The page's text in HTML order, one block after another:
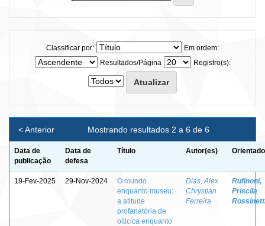
Classificar por:
Em ordem:
Resultados/Página
Registro(s):
Mostrando resultados 2 a 6 de 6
< Anterior
Data de
publicação
Data de
defesa
Título Autor(es)
19-Fev-2025 29-Nov-2024
O mundo
enquanto museu:
a atitude
profanatória de
oiticica enquanto
Dias, Alex
Chrystian
Ferreira
Rufinoni,
Priscila